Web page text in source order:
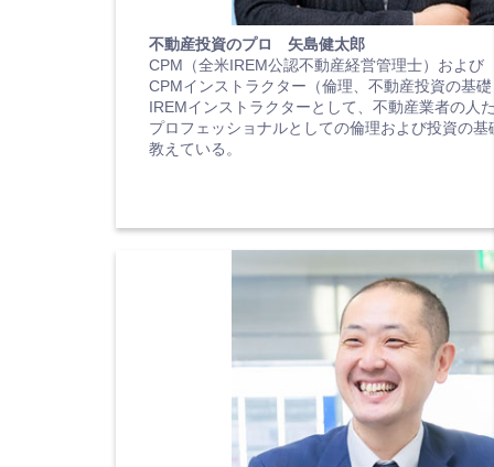
不動産投資のプロ 矢島健太郎
CPM（全米IREM公認不動産経営管理士）および
CPMインストラクター（倫理、不動産投資の基
IREMインストラクターとして、不動産業者の人
プロフェッショナルとしての倫理および投資の基
教えている。